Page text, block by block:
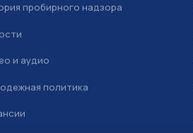
пробирного надзора
и аудио
политика